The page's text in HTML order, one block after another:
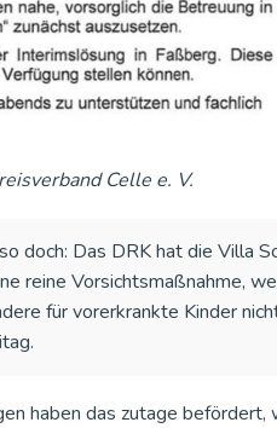
Celle e. V.
doch: Das DRK hat die Villa
reine Vorsichtsmaßnahme,
für vorerkrankte Kinder
haben das zutage befördert,